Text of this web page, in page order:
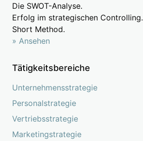
Die SWOT-Analyse.
Erfolg im strategischen Controlling.
Short Method.
» Ansehen
Tätigkeitsbereiche
Unternehmensstrategie
Personalstrategie
Vertriebsstrategie
Marketingstrategie